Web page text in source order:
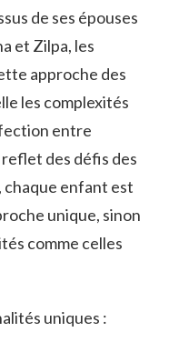
de ses épouses
et Zilpa, les
approche des
les complexités
entre
des défis des
chaque enfant est
unique, sinon
comme celles
uniques :